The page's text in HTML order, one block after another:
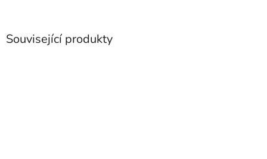
Související produkty